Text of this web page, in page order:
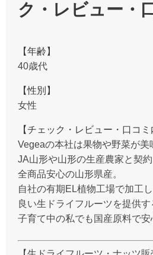
ク・レビュー・
【年齢】
40歳代
【性別】
女性
【チェック・レビュー・口コミ
Vegeaの本社は果物や野菜が美
JA山形や山形の生産農家と契約
全商品安心の山形県産。
自社の有期EL植物工場で加工
良い生ドライフルーツを提供す
子育て中の私でも国産原料で安